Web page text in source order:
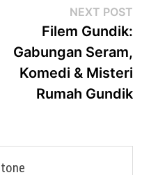
NEXT POST
Filem Gundik:
Gabungan Seram,
Komedi & Misteri
Rumah Gundik